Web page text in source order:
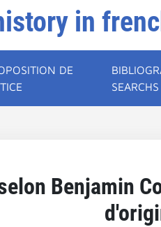
in
DE
SEARCHS
Benjamin